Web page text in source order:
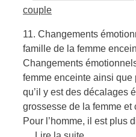
11. Changements
famille de la femme
Changements
femme enceinte ainsi
qu’il y est des décalages
grossesse de la femme et
Pour l’homme, il est plus